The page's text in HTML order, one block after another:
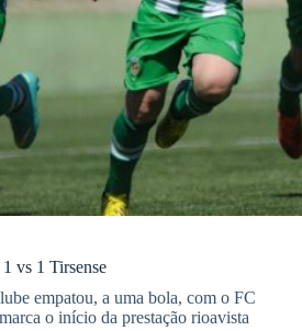
vs 1 Tirsense
empatou, a uma bola, com o FC
o início da prestação rioavista